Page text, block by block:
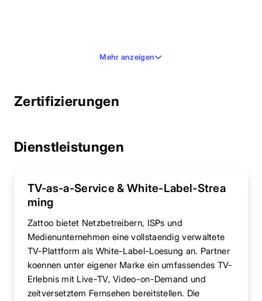
Mehr anzeigen
Zertifizierungen
Dienstleistungen
TV-as-a-Service & White-Label-Strea
ming
Zattoo bietet Netzbetreibern, ISPs und
Medienunternehmen eine vollstaendig verwaltete
TV-Plattform als White-Label-Loesung an. Partner
koennen unter eigener Marke ein umfassendes TV-
Erlebnis mit Live-TV, Video-on-Demand und
zeitversetztem Fernsehen bereitstellen. Die